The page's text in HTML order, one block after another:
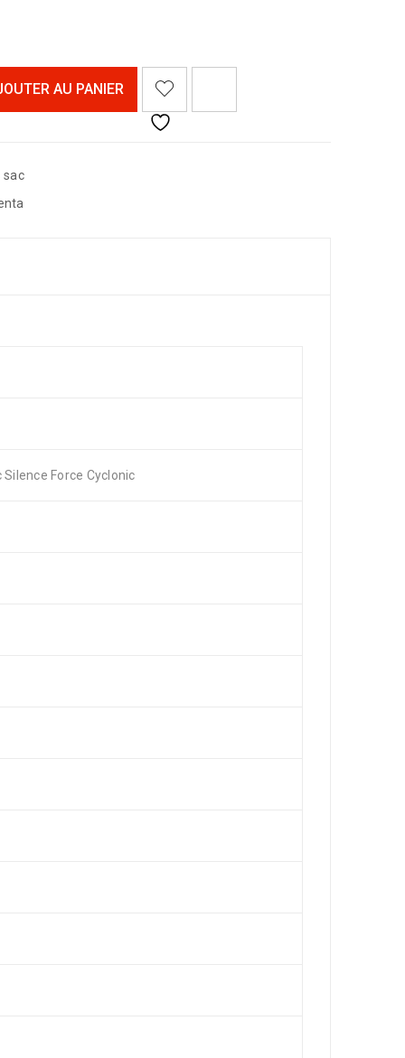
AU PANIER
sac
Force Cyclonic